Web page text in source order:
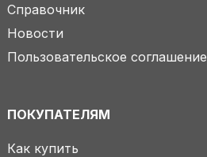
Справочник
Новости
Пользовательское соглашение
ПОКУПАТЕЛЯМ
Как купить